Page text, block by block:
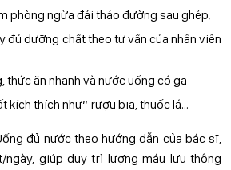
phòng ngừa đái tháo đường sau ghép;
đủ dưỡng chất theo tư vấn của nhân viên
thức ăn nhanh và nước uống có ga
kích thích như” rượu bia, thuốc lá…
đủ nước theo hướng dẫn của bác sĩ,
ngày, giúp duy trì lượng máu lưu thông